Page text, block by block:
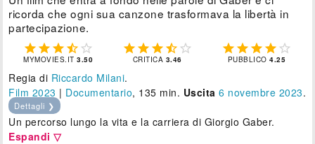
ricorda che ogni sua canzone trasformava la libertà in
partecipazione.
    
MYMOVIES.IT3.50
    
CRITICA 3.46
    
PUBBLICO4.25
Regia di Riccardo Milani.
Film 2023 | Documentario, 135 min. Uscita 6 novembre 2023.
Dettagli ❯
Un percorso lungo la vita e la carriera di Giorgio Gaber.
Espandi ▽